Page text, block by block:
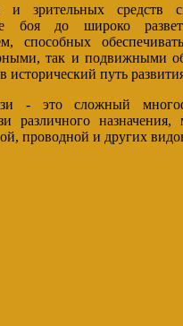
и зрительных средств
боя до широко
способных
так и подвижными
исторический путь
- это сложный
различного
проводной и других